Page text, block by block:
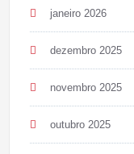
janeiro 2026
dezembro 2025
novembro 2025
outubro 2025